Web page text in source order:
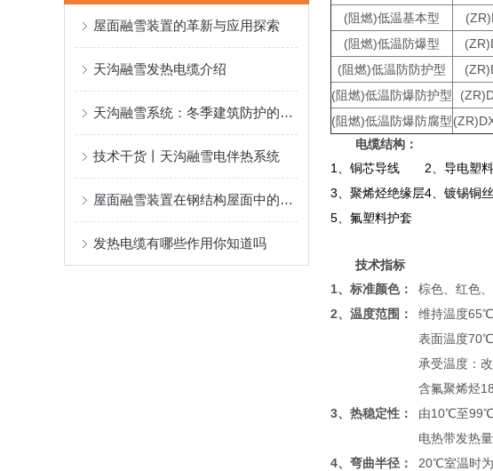
屋面融雪装置的革新与应用探索
天沟融雪发热电缆介绍
天沟融雪系统：冬季建筑防护的智能解决方案
技术干货丨天沟融雪电伴热系统
屋面融雪装置在钢结构屋面中的应用与优势
发热电缆有哪些作用你知道吗
(阻燃)低温基本型
(阻燃)低温防爆型
(阻燃)低温防防护型
(阻燃)低温防爆防护型
(阻燃)低温防爆防腐型
电缆结构：
1、铜芯导线
2、导电塑
3、聚烯烃绝缘层4、镀锡铜
5、氟塑料护套
技术指标
1、标准颜色：
棕色、红色
2、温度范围：
维持温度65℃
表面温度
承受温度：
含氟聚烯烃
3、热稳定性：
由10℃至99℃
电热带发热
4、弯曲半径 ：
20℃室温时